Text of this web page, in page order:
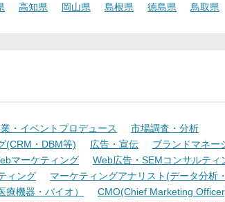
高知県 岡山県 島根県 徳島県 鳥取県
・イベントプロデュース
市場調査・分析
(CRM・DBM等)
広告・宣伝
ブランドマネー
マーケティング
Web広告・SEMコンサルティ
ィング
マーケティングアナリスト(データ分析
機器・バイオ）
CMO(Chief Marketing